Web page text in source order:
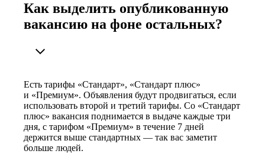
Как выделить опубликованную
вакансию на фоне остальных?
Есть тарифы «Стандарт», «Стандарт плюс»
и «Премиум». Объявления будут продвигаться, если
использовать второй и третий тарифы. Со «Стандарт
плюс» вакансия поднимается в выдаче каждые три
дня, с тарифом «Премиум» в течение 7 дней
держится выше стандартных — так вас заметит
больше людей.